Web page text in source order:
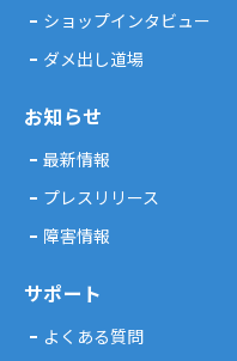
ショップインタビュー
ダメ出し道場
お知らせ
最新情報
プレスリリース
障害情報
サポート
よくある質問